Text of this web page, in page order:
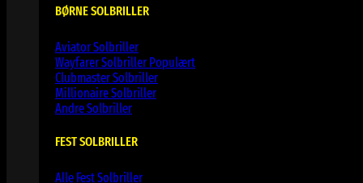
BØRNE SOLBRILLER
Aviator Solbriller
Wayfarer Solbriller
Clubmaster Solbriller
Millionaire Solbriller
Andre Solbriller
FEST SOLBRILLER
Alle Fest Solbriller